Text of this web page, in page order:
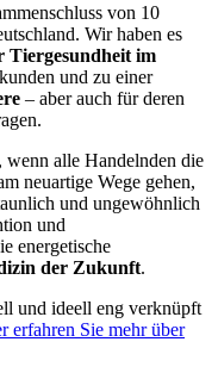
von 10
Wir haben es
Tiergesundheit im
und zu einer
– aber auch für deren
wenn alle Handelnden die
neuartige Wege gehen,
und ungewöhnlich
und
energetische
der Zukunft.
und ideell eng verknüpft
erfahren Sie mehr über